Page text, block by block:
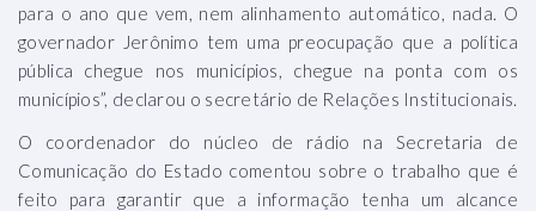
para o ano que vem, nem alinhamento automático, nada. O
governador Jerônimo tem uma preocupação que a política
pública chegue nos municípios, chegue na ponta com os
municípios”, declarou o secretário de Relações Institucionais.
O coordenador do núcleo de rádio na Secretaria de
Comunicação do Estado comentou sobre o trabalho que é
feito para garantir que a informação tenha um alcance